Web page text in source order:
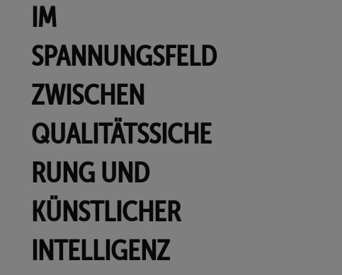
IM
SPANNUNGSFELD
ZWISCHEN
QUALITÄTSSICHE
RUNG UND
KÜNSTLICHER
INTELLIGENZ